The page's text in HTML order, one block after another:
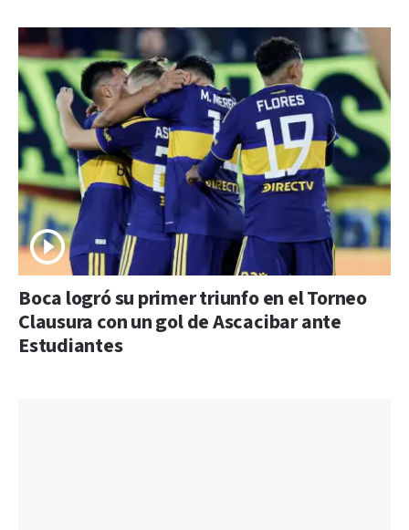
Boca logró su primer triunfo en el Torneo
Clausura con un gol de Ascacibar ante
Estudiantes